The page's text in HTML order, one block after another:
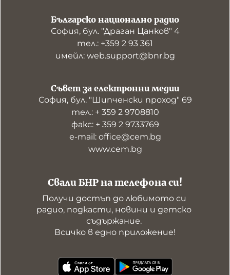
Българско национално радио
София, бул. "Драган Цанков" 4
тел.: +359 2 93 361
имейл: web.support@bnr.bg
Свали БНР на телефона си!
Получи достъп до любимото си
радио, подкасти, новини и детско
съдържание.
Всичко в едно приложение!
Съвет за електронни медии
София, бул. "Шипченски проход" 69
тел.: + 359 2 9708810
факс: + 359 2 9733769
е-mail: office@cem.bg
www.cem.bg